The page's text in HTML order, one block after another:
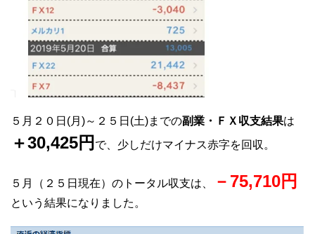
５月２０日(月)～２５日(土)までの副業・ＦＸ収支結果は
＋30,425円 で、少しだけマイナス赤字を回収。
５月（２５日現在）のトータル収支は、 －75,710円
という結果になりました。